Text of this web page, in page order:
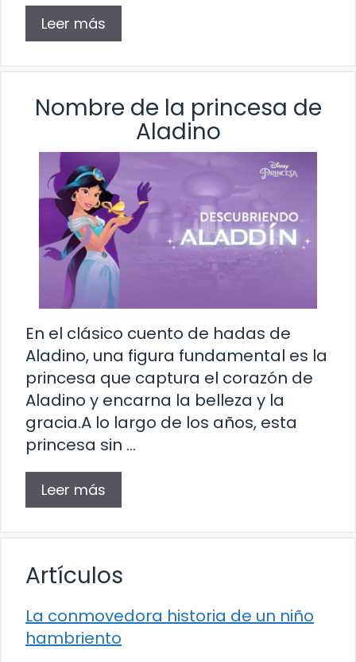
Leer más
Nombre de la princesa de
Aladino
En el clásico cuento de hadas de
Aladino, una figura fundamental es la
princesa que captura el corazón de
Aladino y encarna la belleza y la
gracia.A lo largo de los años, esta
princesa sin …
Leer más
Artículos
La conmovedora historia de un niño
hambriento